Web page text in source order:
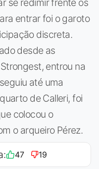
entrar foi o garoto
discreta.
desde as
entrou na
até uma
de Calleri, foi
colocou o
o arqueiro Pérez.
47 19